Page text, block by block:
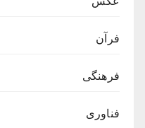
فرآن
فرهنگی
فناوری